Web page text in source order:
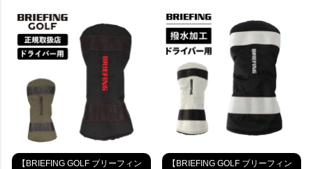
【BRIEFING GOLF ブリーフィン
【BRIEFING GOLF ブリーフィン